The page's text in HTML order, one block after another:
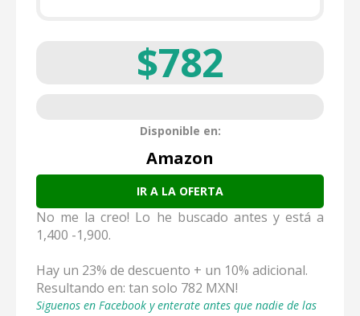
$782
Disponible en:
Amazon
IR A LA OFERTA
No me la creo! Lo he buscado antes y está a
1,400 -1,900.
Hay un 23% de descuento + un 10% adicional.
Resultando en: tan solo 782 MXN!
Siguenos en Facebook y enterate antes que nadie de las